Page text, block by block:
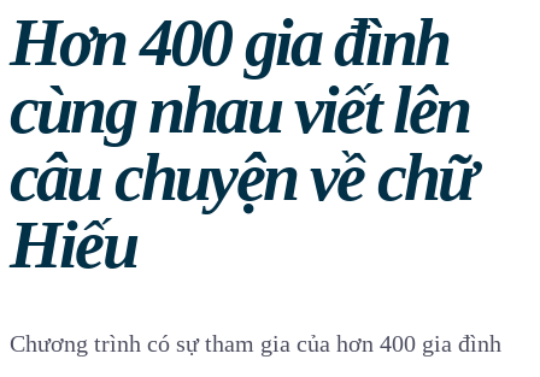
Hơn 400 gia đình
cùng nhau viết lên
câu chuyện về chữ
Hiếu
Chương trình có sự tham gia của hơn 400 gia đình